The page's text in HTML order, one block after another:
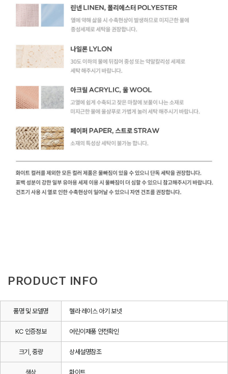
PRODUCT INFO
품명 및 모델명 헬라 레이스 아기 보넷
KC 인증정보 어린이제품 안전확인
크기, 중량 상세설명참조
색상 화이트